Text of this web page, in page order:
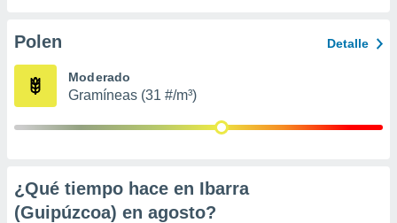
e
mediante
publicidad
publicidad
de
Polen Detalle
Moderado
Gramíneas (31 #/m³)
¿Qué tiempo hace en Ibarra
(Guipúzcoa) en agosto?